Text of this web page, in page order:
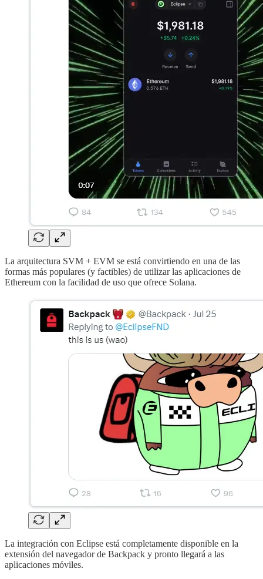
La arquitectura SVM + EVM se está convirtiendo en una de las
formas más populares (y factibles) de utilizar las aplicaciones de
Ethereum con la facilidad de uso que ofrece Solana.
La integración con Eclipse está completamente disponible en la
extensión del navegador de Backpack y pronto llegará a las
aplicaciones móviles.